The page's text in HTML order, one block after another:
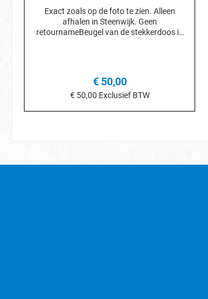
Exact zoals op de foto te zien. Alleen
afhalen in Steenwijk. Geen
retournameBeugel van de stekkerdoos is
€ 50,00
€ 50,00 Exclusief BTW